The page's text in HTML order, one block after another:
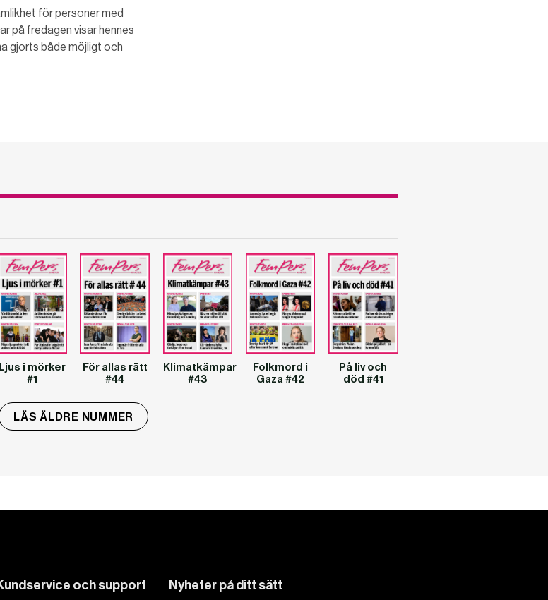
för personer med
på fredagen visar hennes
gjorts både möjligt och
Ljus i mörker
#1
För allas rätt
#44
Klimatkämpar
#43
Folkmord i
Gaza #42
På liv och
död #41
LÄS ÄLDRE NUMMER
och support Nyheter på ditt sätt